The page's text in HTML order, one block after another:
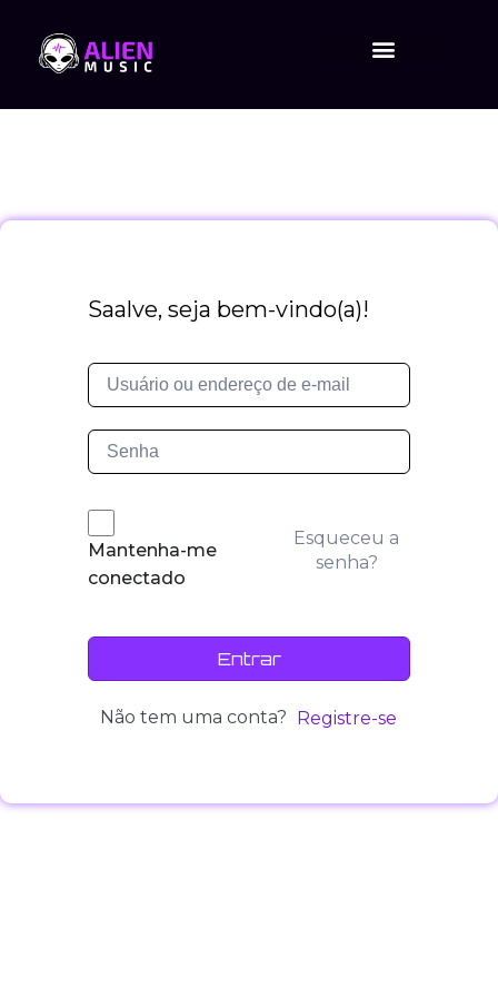
Saalve, seja bem-vindo(a)!
Mantenha-me
conectado
Esqueceu a
senha?
Entrar
Não tem uma conta? Registre-se